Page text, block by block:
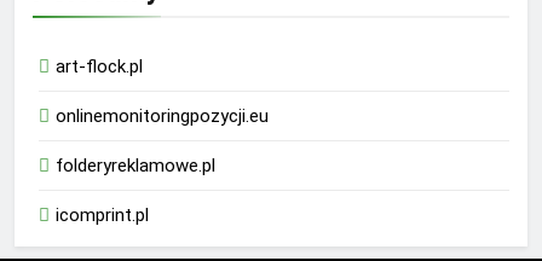
art-flock.pl
onlinemonitoringpozycji.eu
folderyreklamowe.pl
icomprint.pl